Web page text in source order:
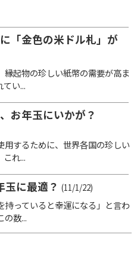
「金色の米ドル札」が
起物の珍しい紙幣の需要が高ま
い...
お年玉にいかが？
するために、世界各国の珍しい
れ...
玉に最適？ (11/1/22)
っていると幸運になる」と言わ
の数...